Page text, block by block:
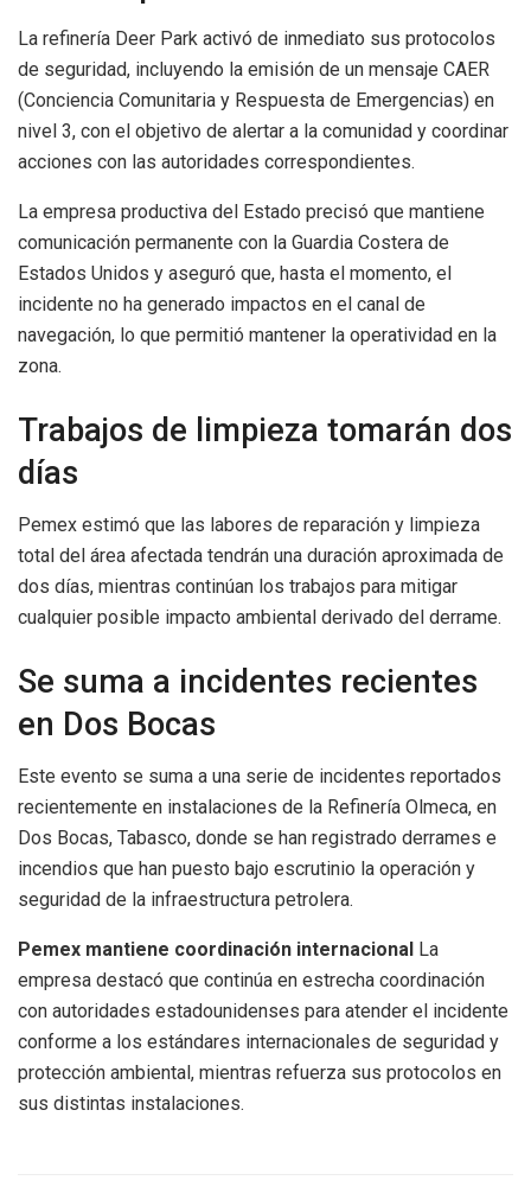
La refinería Deer Park activó de inmediato sus protocolos
de seguridad, incluyendo la emisión de un mensaje CAER
(Conciencia Comunitaria y Respuesta de Emergencias) en
nivel 3, con el objetivo de alertar a la comunidad y coordinar
acciones con las autoridades correspondientes.
La empresa productiva del Estado precisó que mantiene
comunicación permanente con la Guardia Costera de
Estados Unidos y aseguró que, hasta el momento, el
incidente no ha generado impactos en el canal de
navegación, lo que permitió mantener la operatividad en la
zona.
Trabajos de limpieza tomarán dos
días
Pemex estimó que las labores de reparación y limpieza
total del área afectada tendrán una duración aproximada de
dos días, mientras continúan los trabajos para mitigar
cualquier posible impacto ambiental derivado del derrame.
Se suma a incidentes recientes
en Dos Bocas
Este evento se suma a una serie de incidentes reportados
recientemente en instalaciones de la Refinería Olmeca, en
Dos Bocas, Tabasco, donde se han registrado derrames e
incendios que han puesto bajo escrutinio la operación y
seguridad de la infraestructura petrolera.
Pemex mantiene coordinación internacional La
empresa destacó que continúa en estrecha coordinación
con autoridades estadounidenses para atender el incidente
conforme a los estándares internacionales de seguridad y
protección ambiental, mientras refuerza sus protocolos en
sus distintas instalaciones.